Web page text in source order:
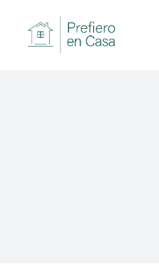
contenido